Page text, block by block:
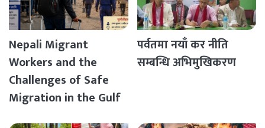
Nepali Migrant
Workers and the
Challenges of Safe
Migration in the Gulf
पर्वतमा नयाँ कर नीति
सम्बन्धि अभिमुखिकरण